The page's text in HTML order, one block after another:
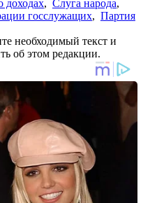
доходах, Слуга народа,
госслужащих, Партия
необходимый текст и
об этом редакции.